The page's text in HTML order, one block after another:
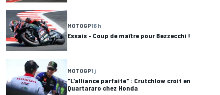
MOTOGP16 h
Essais - Coup de maître pour Bezzecchi !
MOTOGP1 j
"L'alliance parfaite" : Crutchlow croit en
Quartararo chez Honda